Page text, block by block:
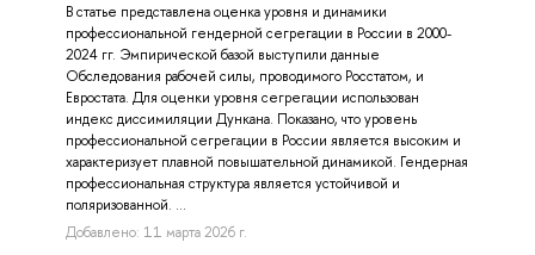
В статье представлена оценка уровня и динамики
профессиональной гендерной сегрегации в России в 2000-
2024 гг. Эмпирической базой выступили данные
Обследования рабочей силы, проводимого Росстатом, и
Евростата. Для оценки уровня сегрегации использован
индекс диссимиляции Дункана. Показано, что уровень
профессиональной сегрегации в России является высоким и
характеризует плавной повышательной динамикой. Гендерная
профессиональная структура является устойчивой и
поляризованной. ...
Добавлено: 11 марта 2026 г.